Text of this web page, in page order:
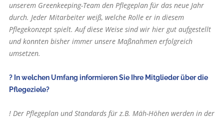
unserem Greenkeeping-Team den Pflegeplan für das neue Jahr
durch. Jeder Mitarbeiter weiß, welche Rolle er in diesem
Pflegekonzept spielt. Auf diese Weise sind wir hier gut aufgestellt
und konnten bisher immer unsere Maßnahmen erfolgreich
umsetzen.
? In welchen Umfang informieren Sie Ihre Mitglieder über die
Pflegeziele?
! Der Pflegeplan und Standards für z.B. Mäh-Höhen werden in der